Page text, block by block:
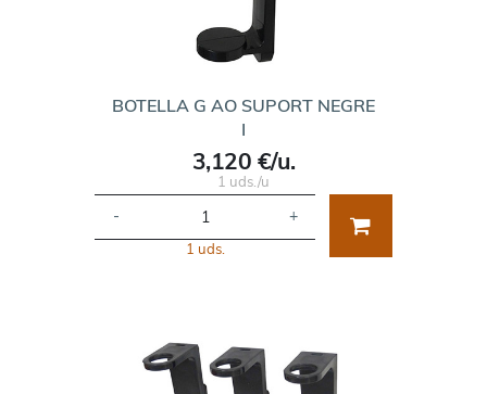
BOTELLA G AO SUPORT NEGRE
I
3,120 €/u.
1 uds./u
- +
1 uds.